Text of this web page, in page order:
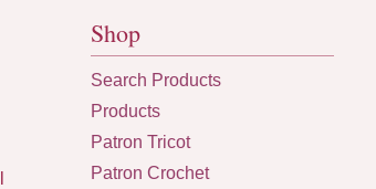
Shop
Search Products
Products
Patron Tricot
Patron Crochet